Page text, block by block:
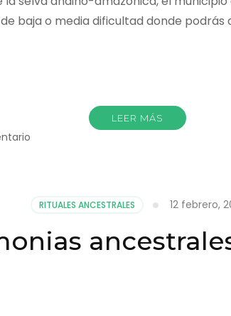
baja o media dificultad donde podrás
LEER MÁS
RITUALES ANCESTRALES 12 febrero,